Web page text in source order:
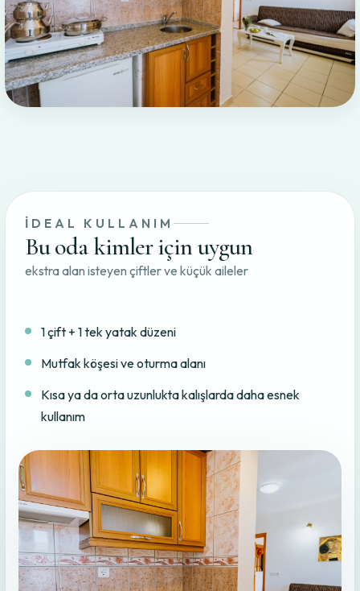
İDEAL KULLANIM
Bu oda kimler için uygun
ekstra alan isteyen çiftler ve küçük aileler
1 çift + 1 tek yatak düzeni
Mutfak köşesi ve oturma alanı
Kısa ya da orta uzunlukta kalışlarda daha esnek
kullanım